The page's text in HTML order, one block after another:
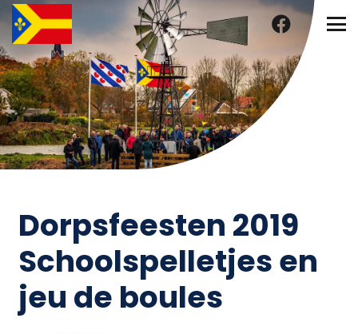
Dorpsfeesten 2019
Schoolspelletjes en
jeu de boules